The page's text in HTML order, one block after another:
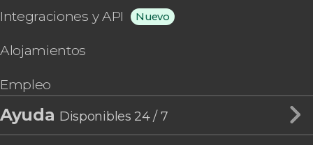
Integraciones y API Nuevo
Alojamientos
Empleo
Ayuda Disponibles 24 / 7